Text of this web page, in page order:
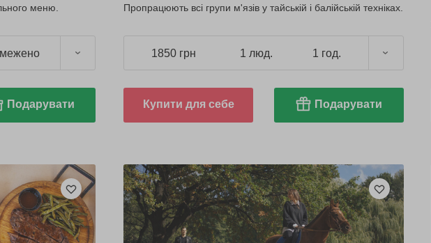
меню.
Подарувати
Пропрацюють всі групи м'язів у тайській і балійській техніках.
1850 грн 1 люд. 1 год.
Купити для себе Подарувати